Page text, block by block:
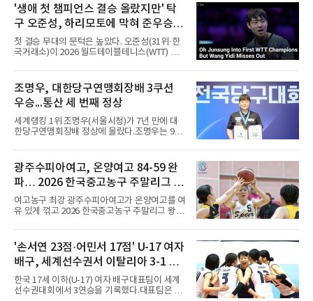
다. 1-0으로 앞서던 후반 21분 그라운드를 밟은
그는 후반 37분 상대 수비 라인 사이를 찌르는
전진 패스를 건넸고, 이를 받은 로베르트 보제니
크가 단독 드리블 끝에 오른발 슈팅으로 골망을
흔들었다.시점도 좋았다. 프랑스 올랭피크 리옹
이적설이 도는 배준호는 시즌 첫
'생애 첫 챔피언스 결승 올랐지만' 탁
구 오준성, 하리모토에 막혀 준우승...
한국 최고 성적
첫 결승 무대의 문턱은 높았다. 오준성(31위·한
국거래소)이 2026 월드테이블테니스(WTT) 챔
일본 요코하마에서 열린 대회 마지막 날 남자 단
식 결승에서 일본의 에이스 하리모토 도모카즈
(5위)에게 게임 점수 1-4(11-7 7-11 4-11 8-11
7-11)로 졌다.결승에 오르기까지의 여정은 인상
적이었다. 그는 8강에서 세계 11위 당치우(독일)
를 4-3, 준결승에서 24위 시노즈카 히로토(일본)
를 4-1로 꺾고 생애 처음으로 챔피언스 결승에
식 없이 남녀 단식만 치러진다.정상의 주인공은
하리모토였다. 그는 홈 팬 응
조명우, 대한당구연맹회장배 3쿠션
우승...통산 세 번째 정상
세계랭킹 1위 조명우(서울시청)가 7년 만에 대
한당구연맹회장배 정상에 올랐다.조명우는 9일
'SOOP과 함께하는 2026 대한당구연맹회장배
전국당구대회' 캐롬 3쿠션 남자부 결승에서 송
윤도(홍성고부설방통고)를 50-36으로 꺾었다.
유소년 시절 '조명우 키즈'로 성장한 후배와의 대
결이었다.2017년 이 대회에서 만 19세 5개월로
국내 성인 3쿠션 최연소 우승을 기록한 그는
2019년에 이어 통산 세 번째 우승을 거뒀다. 조
정승일(서울당구연맹), 이범열(시흥시체육회).
여자 3쿠션 일반부에서는 허채원(서울당
광주수피아여고, 온양여고 84-59 완
파… 2026 한국중고농구 주말리그 왕
중왕전 2연패 순항
여고농구 최강 광주수피아여고가 온양여고를 여
유 있게 꺾고 2026 한국중고농구 주말리그 왕중
수피아여고는 9일 전남 해남 동백체육관에서 열
린 대회 여고부 예선리그 B조 첫 경기에서 온양
여고를 84-59로 완파했다.광주수피아여고는 김
사랑이 24점, 김담희가 20점을 올리며 공격을
이끌었다. 두 선수는 팀 득점의 절반 이상을 합작
하며 승리를 견인했다.이로써 광주수피아여고는
첫 경기부터 25점 차 승리를 거두며 대회 2연패
'손서연 23점·어민서 17점' U-17 여자
배구, 세계선수권서 이탈리아 3-1 완
파...조별리그 3연승
한국 17세 이하(U-17) 여자 배구대표팀이 세계
선수권대회에서 3연승을 기록했다.대표팀은 9